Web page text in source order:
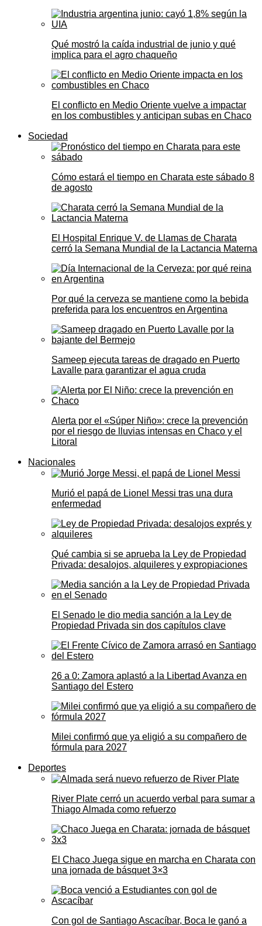
Qué mostró la caída industrial de junio y qué
implica para el agro chaqueño
El conflicto en Medio Oriente vuelve a impactar
en los combustibles y anticipan subas en Chaco
Sociedad
Cómo estará el tiempo en Charata este sábado 8
de agosto
El Hospital Enrique V. de Llamas de Charata
cerró la Semana Mundial de la Lactancia Materna
Por qué la cerveza se mantiene como la bebida
preferida para los encuentros en Argentina
Sameep ejecuta tareas de dragado en Puerto
Lavalle para garantizar el agua cruda
Alerta por el «Súper Niño»: crece la prevención
por el riesgo de lluvias intensas en Chaco y el
Litoral
Nacionales
Murió el papá de Lionel Messi tras una dura
enfermedad
Qué cambia si se aprueba la Ley de Propiedad
Privada: desalojos, alquileres y expropiaciones
El Senado le dio media sanción a la Ley de
Propiedad Privada sin dos capítulos clave
26 a 0: Zamora aplastó a la Libertad Avanza en
Santiago del Estero
Milei confirmó que ya eligió a su compañero de
fórmula para 2027
Deportes
River Plate cerró un acuerdo verbal para sumar a
Thiago Almada como refuerzo
El Chaco Juega sigue en marcha en Charata con
una jornada de básquet 3×3
Con gol de Santiago Ascacíbar, Boca le ganó a